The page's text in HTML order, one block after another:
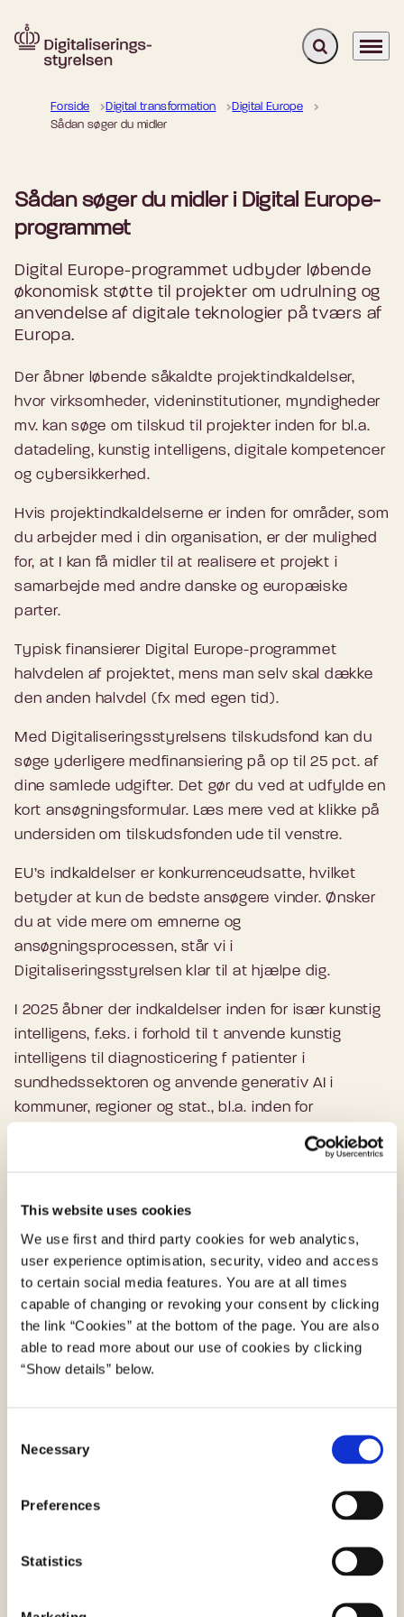
This website uses cookies
We use first and third party cookies for web analytics,
user experience optimisation, security, video and access
to certain social media features. You are at all times
capable of changing or revoking your consent by clicking
the link “Cookies” at the bottom of the page. You are also
able to read more about our use of cookies by clicking
“Show details” below.
Necessary
Preferences
Statistics
Gå til forsiden Fold søgefelt
Menu
Forside Digital transformation
Digital Europe
Sådan søger du midler
Sådan søger du midler i Digital Europe-
programmet
Digital Europe-programmet udbyder løbende
økonomisk støtte til projekter om udrulning og
anvendelse af digitale teknologier på tværs af
Europa.
Der åbner løbende såkaldte projektindkaldelser,
hvor virksomheder, videninstitutioner, myndigheder
mv. kan søge om tilskud til projekter inden for bl.a.
datadeling, kunstig intelligens, digitale kompetencer
og cybersikkerhed.
Hvis projektindkaldelserne er inden for områder, som
du arbejder med i din organisation, er der mulighed
for, at I kan få midler til at realisere et projekt i
samarbejde med andre danske og europæiske
parter.
Typisk finansierer Digital Europe-programmet
halvdelen af projektet, mens man selv skal dække
den anden halvdel (fx med egen tid).
Med Digitaliseringsstyrelsens tilskudsfond kan du
søge yderligere medfinansiering på op til 25 pct. af
dine samlede udgifter. Det gør du ved at udfylde en
kort ansøgningsformular. Læs mere ved at klikke på
undersiden om tilskudsfonden ude til venstre.
EU’s indkaldelser er konkurrenceudsatte, hvilket
betyder at kun de bedste ansøgere vinder. Ønsker
du at vide mere om emnerne og
ansøgningsprocessen, står vi i
Digitaliseringsstyrelsen klar til at hjælpe dig.
I 2025 åbner der indkaldelser inden for især kunstig
intelligens, f.eks. i forhold til t anvende kunstig
intelligens til diagnosticering f patienter i
sundhedssektoren og anvende generativ AI i
kommuner, regioner og stat., bl.a. inden for
energisektoren og fremstillingsindustrien. Der er
også indkaldelser inden for data spaces. Dertil vil
virksomheder at indberette til det offentlige.
Ude i højre side kan du hente et skema med en
oversigt over alle projektindkaldelserne i 2025 med
tilhørende beskrivelser.
Kontakt
Kontor for analyse og strategi
Kontor for analyse og strategi